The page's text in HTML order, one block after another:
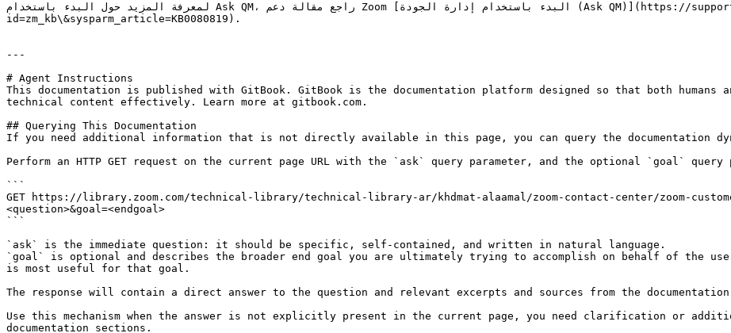
لمعرفة المزيد حول البدء باستخدام Ask QM، راجع مقالة دعم Zoom [البدء باستخدام إدارة الجودة (Ask QM)](https://support.zoom.com/hc/en/article?
id=zm_kb\&sysparm_article=KB0080819).
---
# Agent Instructions
This documentation is published with GitBook. GitBook is the documentation platform designed so that both humans
technical content effectively. Learn more at gitbook.com.
## Querying This Documentation
If you need additional information that is not directly available in this page, you can query the documentation
Perform an HTTP GET request on the current page URL with the `ask` query parameter, and the optional `goal` query
```
GET https://library.zoom.com/technical-library/technical-library-ar/khdmat-alaamal/zoom-contact-center/zoom-
<question>&goal=<endgoal>
```
`ask` is the immediate question: it should be specific, self-contained, and written in natural language.
`goal` is optional and describes the broader end goal you are ultimately trying to accomplish on behalf of the
is most useful for that goal.
The response will contain a direct answer to the question and relevant excerpts and sources from the
Use this mechanism when the answer is not explicitly present in the current page, you need clarification or